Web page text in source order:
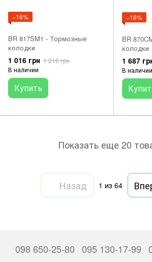
−16%
BR 817SM1 - Тормозные
колодки
1 016 грн 1 216 грн
В наличии
Купить
−16%
BR
колодки
1 687
В наличии
Показать еще 20
Назад 1 из 64
098 650-25-80 095 130-17-99